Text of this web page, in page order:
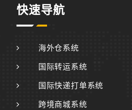
快速导航
海外仓系统
国际转运系统
国际快递打单系统
跨境商城系统